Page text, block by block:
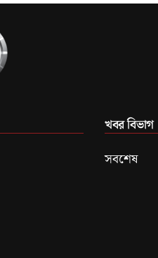
খবর বিভাগ
সবশেষ